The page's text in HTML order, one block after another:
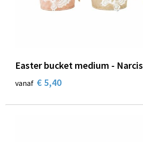
Easter bucket medium - Narcis
vanaf € 5,40